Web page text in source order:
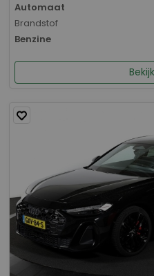
Automaat
Brandstof
Benzine